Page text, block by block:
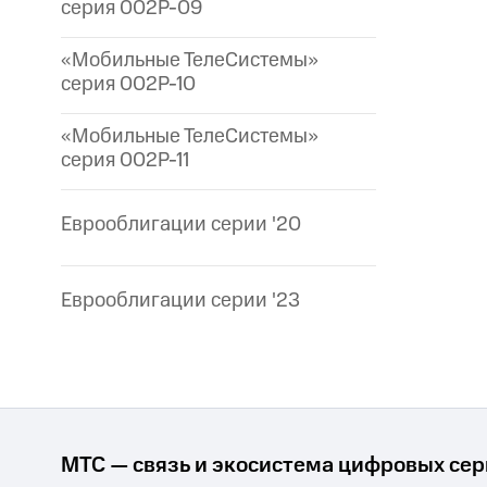
серия 002P-09
«Мобильные ТелеСистемы»
серия 002P-10
«Мобильные ТелеСистемы»
серия 002P-11
Еврооблигации серии '20
Еврооблигации серии '23
МТС — связь и экосистема цифровых